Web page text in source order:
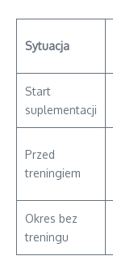
Sytuacja
Start
suplementacji
Przed
treningiem
Okres bez
treningu